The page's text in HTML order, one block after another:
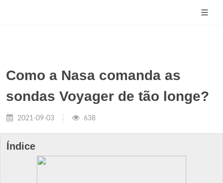
Como a Nasa comanda as
sondas Voyager de tão longe?
2021-09-03 638
Índice